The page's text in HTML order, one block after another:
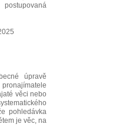
úpravě
věci nebo
pohledávka
je věc, na